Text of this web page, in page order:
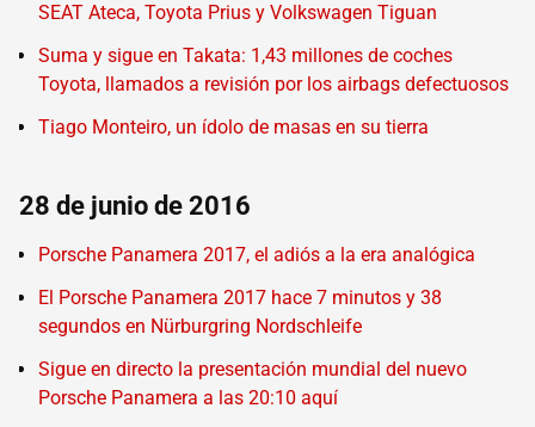
SEAT Ateca, Toyota Prius y Volkswagen Tiguan
Suma y sigue en Takata: 1,43 millones de coches
Toyota, llamados a revisión por los airbags defectuosos
Tiago Monteiro, un ídolo de masas en su tierra
28 de junio de 2016
Porsche Panamera 2017, el adiós a la era analógica
El Porsche Panamera 2017 hace 7 minutos y 38
segundos en Nürburgring Nordschleife
Sigue en directo la presentación mundial del nuevo
Porsche Panamera a las 20:10 aquí